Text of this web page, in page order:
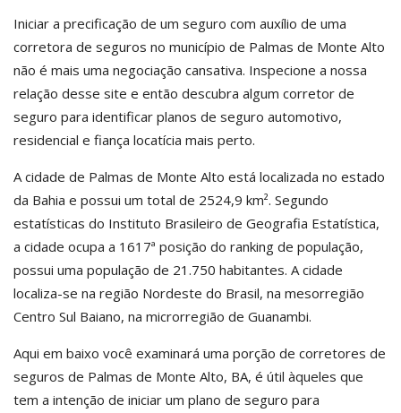
Iniciar a precificação de um seguro com auxílio de uma
corretora de seguros no município de Palmas de Monte Alto
não é mais uma negociação cansativa. Inspecione a nossa
relação desse site e então descubra algum corretor de
seguro para identificar planos de seguro automotivo,
residencial e fiança locatícia mais perto.
A cidade de Palmas de Monte Alto está localizada no estado
da Bahia e possui um total de 2524,9 km². Segundo
estatísticas do Instituto Brasileiro de Geografia Estatística,
a cidade ocupa a 1617ª posição do ranking de população,
possui uma população de 21.750 habitantes. A cidade
localiza-se na região Nordeste do Brasil, na mesorregião
Centro Sul Baiano, na microrregião de Guanambi.
Aqui em baixo você examinará uma porção de corretores de
seguros de Palmas de Monte Alto, BA, é útil àqueles que
tem a intenção de iniciar um plano de seguro para